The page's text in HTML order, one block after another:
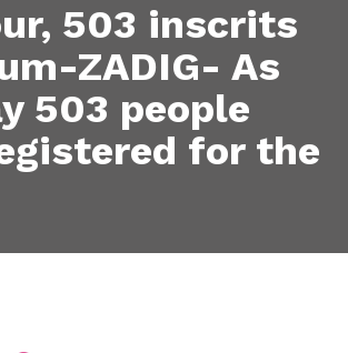
503 inscrits
ZADIG- As
503 people
for the